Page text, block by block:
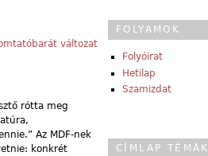
változat
rótta meg
Az MDF-nek
konkrét
FOLYAMOK
Folyóirat
Hetilap
Szamizdat
CÍMLAP TÉMÁK